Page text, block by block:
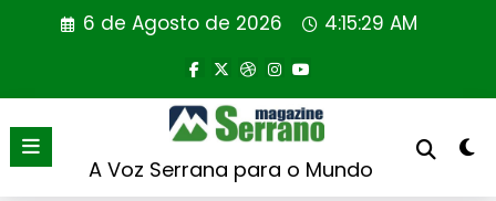
6 de Agosto de 2026 4:15:30 AM
A Voz Serrana para o Mundo